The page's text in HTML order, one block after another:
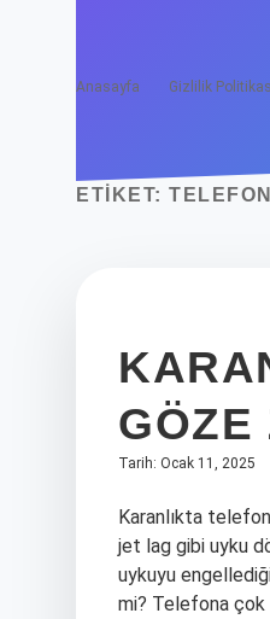
Anasayfa Gizlilik
ETIKET:
GÖZE
Tarih: Ocak 11, 2025
Karanlıkta
jet lag gibi uyku
uykuyu
mi? Telefona çok